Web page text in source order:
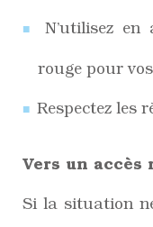
N’utilisez
rouge pour
Respectez les
Vers un
Si la situation